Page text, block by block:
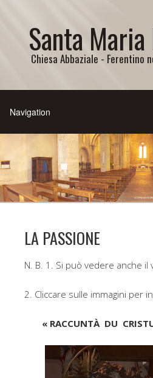
Santa
Chiesa Abbaziale - Ferentino
LA PASSIONE
N. B. 1. Si può vedere anche il
2. Cliccare sulle immagini per
« RACCUNTÀ DU